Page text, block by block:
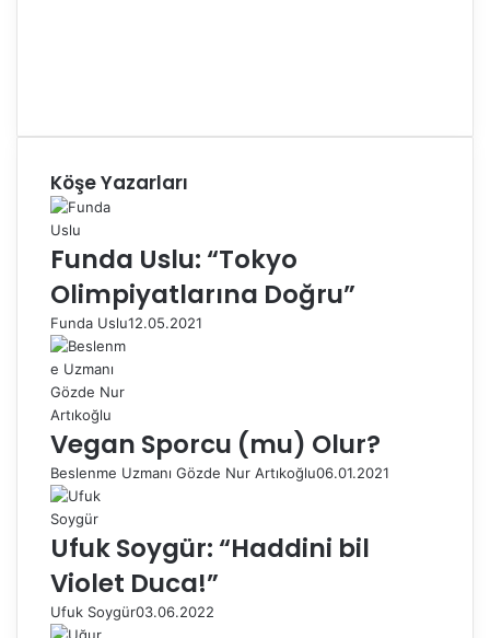
Köşe Yazarları
Funda Uslu: “Tokyo
Olimpiyatlarına Doğru”
Funda Uslu12.05.2021
Vegan Sporcu (mu) Olur?
Beslenme Uzmanı Gözde Nur Artıkoğlu06.01.2021
Ufuk Soygür: “Haddini bil
Violet Duca!”
Ufuk Soygür03.06.2022